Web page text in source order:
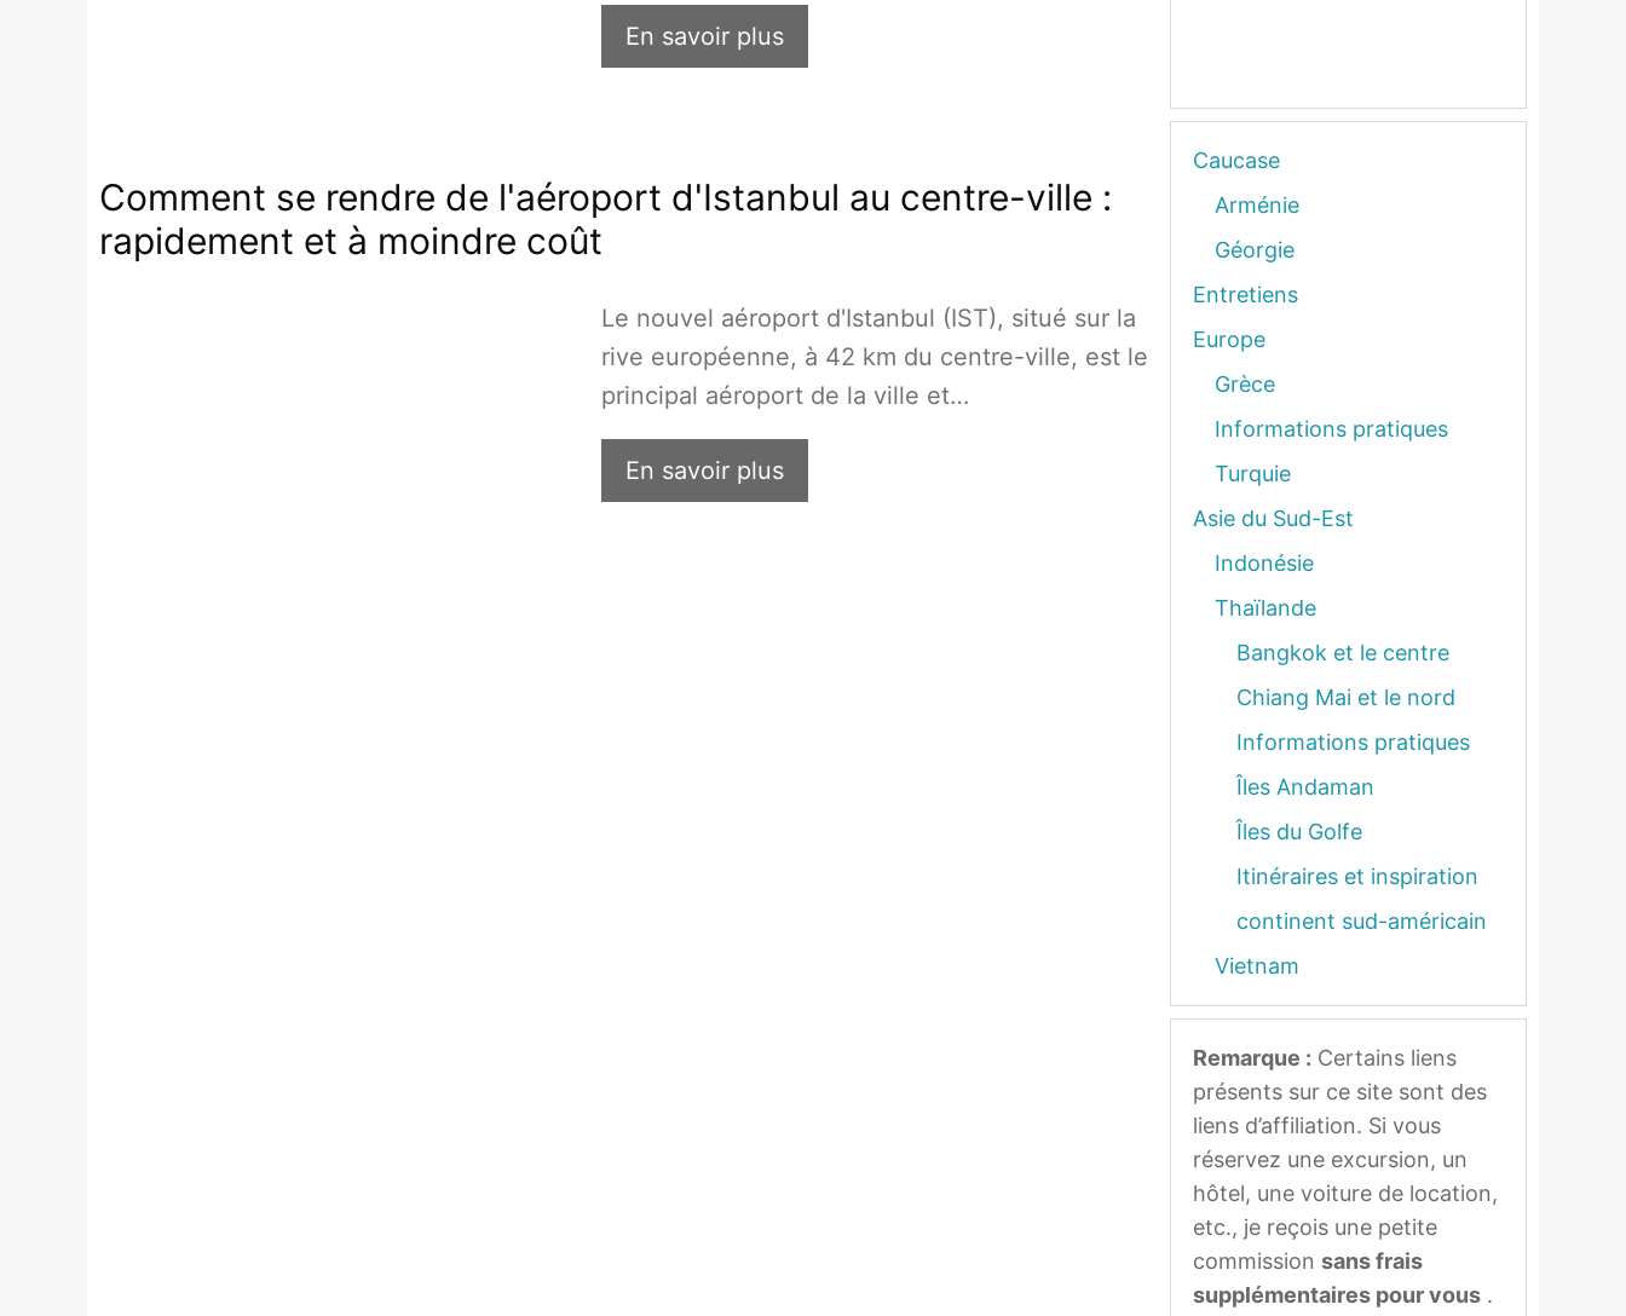
En savoir plus
Comment se rendre de l'aéroport d'Istanbul au centre-ville :
rapidement et à moindre coût
Le nouvel aéroport d'Istanbul (IST), situé sur la
rive européenne, à 42 km du centre-ville, est le
principal aéroport de la ville et…
En savoir plus
Caucase
Arménie
Géorgie
Entretiens
Europe
Grèce
Informations pratiques
Turquie
Asie du Sud-Est
Indonésie
Thaïlande
Bangkok et le centre
Chiang Mai et le nord
Informations pratiques
Îles Andaman
Îles du Golfe
Itinéraires et inspiration
continent sud-américain
Vietnam
Remarque : Certains liens
présents sur ce site sont des
liens d’affiliation. Si vous
réservez une excursion, un
hôtel, une voiture de location,
etc., je reçois une petite
commission sans frais
supplémentaires pour vous .